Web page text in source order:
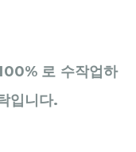
로 수작업하
입니다.